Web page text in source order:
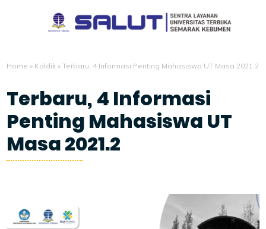
Home » Kaldik »Terbaru, 4 Informasi Penting Mahasiswa UT Masa 2021.2
Terbaru, 4 Informasi
Penting Mahasiswa UT
Masa 2021.2